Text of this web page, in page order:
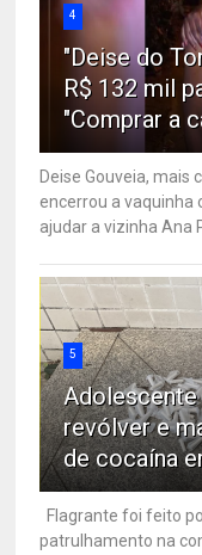
4
"Deise do
R$ 132 mil
"Comprar a
Deise Gouveia, mais
encerrou a vaquinha
ajudar a vizinha Ana
5
revólver e
de cocaína
Flagrante foi feito
patrulhamento na